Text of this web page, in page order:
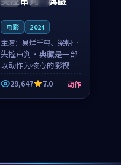
电影 2024
主演： 易烊千玺、梁朝伟
等
失控审判·典藏是一部
以动作为核心的影视作
品，围绕危机、反转与
人物成长展开，整体节
奏紧凑，值得推荐观
29,647 7.0 动作